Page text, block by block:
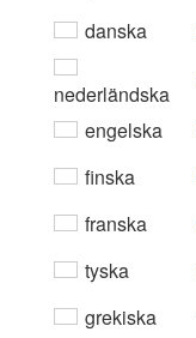
danska
nederländska
engelska
finska
franska
tyska
grekiska